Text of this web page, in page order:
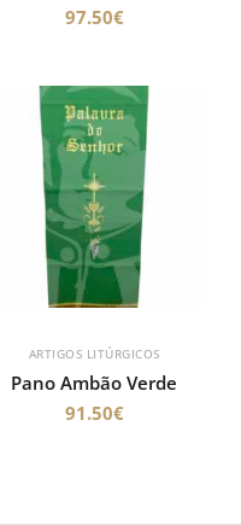
97.50€
ARTIGOS LITÚRGICOS
Pano Ambão Verde
91.50€